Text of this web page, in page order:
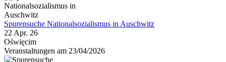
Spurensuche Nationalsozialismus in Auschwitz
22 Apr. 26
Oświęcim
Veranstaltungen am 23/04/2026